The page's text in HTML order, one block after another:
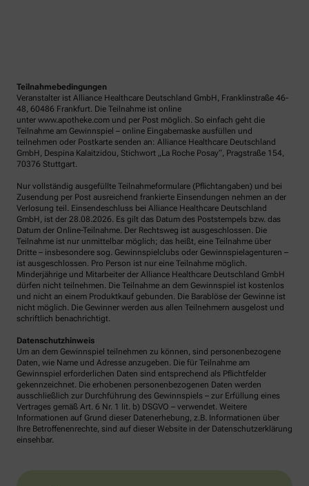
Teilnahmebedingungen
Veranstalter ist Alliance Healthcare Deutschland GmbH, Franklinstraße 46-
48, 60486 Frankfurt. Die Teilnahme ist online
unter www.apotheke.com und per Post möglich. So einfach geht die
Teilnahme am Gewinnspiel – online Eingabemaske ausfüllen und
teilnehmen oder Postkarte senden an: Alliance Healthcare Deutschland
GmbH, Despina Kalaitzidou, Stichwort „La Roche Posay“, Pragstraße 154,
70376 Stuttgart.
Nur vollständig ausgefüllte Teilnahmeformulare (Pflichtangaben) und bei
Zusendung per Post ausreichend frankierte Einsendungen nehmen an der
Verlosung teil. Einsendeschluss bei Alliance Healthcare Deutschland
GmbH, ist der 28.08.2026. Es gilt das Datum des Poststempels bzw. das
Datum der Online-Teilnahme. Der Rechtsweg ist ausgeschlossen. Die
Teilnahme ist nur unmittelbar möglich; das heißt, eine Teilnahme über
Dritte – insbesondere sog. Gewinnspielclubs oder Gewinnspielagenturen –
ist ausgeschlossen. Pro Person ist nur eine Teilnahme möglich.
Minderjährige und Mitarbeiter der Alliance Healthcare Deutschland GmbH
dürfen nicht teilnehmen. Die Teilnahme an dem Gewinnspiel ist kostenlos
und nicht an einem Produktkauf gebunden. Die Barablöse der Gewinne ist
nicht möglich. Die Gewinner werden aus allen Teilnehmern ausgelost und
schriftlich benachrichtigt.
Datenschutzhinweis
Um an dem Gewinnspiel teilnehmen zu können, sind personenbezogene
Daten, wie Name und Adresse anzugeben. Die für Teilnahme am
Gewinnspiel erforderlichen Daten sind entsprechend als Pflichtfelder
gekennzeichnet. Die erhobenen personenbezogenen Daten werden
ausschließlich zur Durchführung des Gewinnspiels – zur Erfüllung eines
Vertrages gemäß Art. 6 Nr. 1 lit. b) DSGVO – verwendet. Weitere
Informationen auf Grund dieser Datenerhebung, z.B. Informationen über
Ihre Betroffenenrechte, sind auf dieser Website in der Datenschutzerklärung
einsehbar.